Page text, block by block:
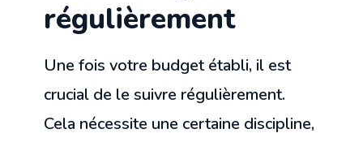
régulièrement
Une fois votre budget établi, il est
crucial de le suivre régulièrement.
Cela nécessite une certaine discipline,